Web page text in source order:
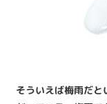
そういえば梅雨だ